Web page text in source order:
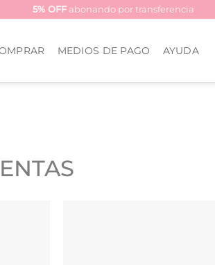
5% OFFabonando por transferencia
MEDIOS DE PAGO AYUDA